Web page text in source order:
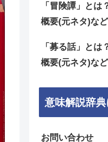
「冒険譚」とは
概要(元ネタ)など
「募る話」とは
概要(元ネタ)など
意味解説辞
お問い合わせ